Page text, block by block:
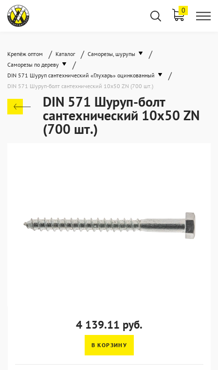
0
Крепёж оптом / Каталог / Саморезы, шурупы /
Саморезы по дереву /
DIN 571 Шуруп сантехнический «Глухарь» оцинкованный /
DIN 571 Шуруп-болт сантехнический 10x50 ZN (700 шт.)
DIN 571 Шуруп-болт
сантехнический 10x50 ZN
(700 шт.)
4 139.11 руб.
В КОРЗИНУ